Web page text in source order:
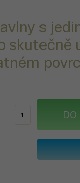
s
skutečně